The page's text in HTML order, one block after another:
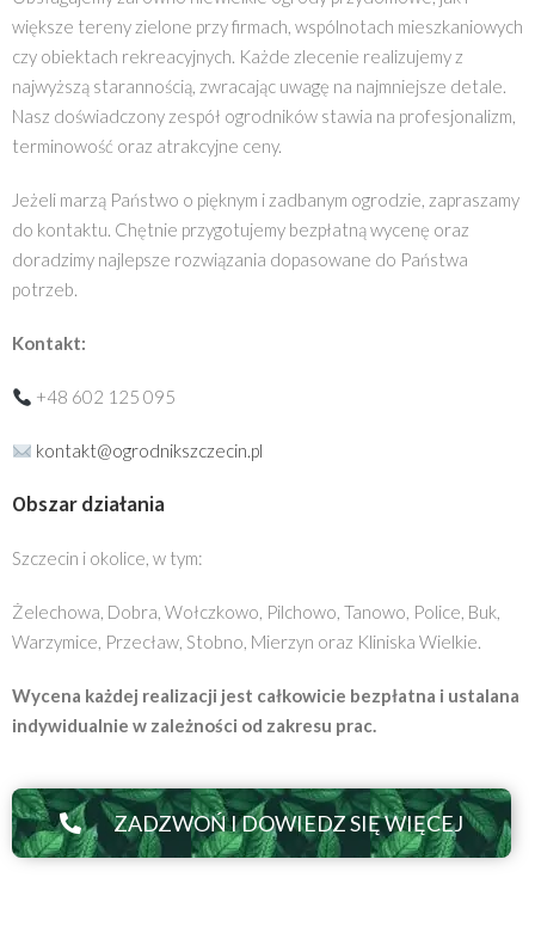
większe tereny zielone przy firmach, wspólnotach mieszkaniowych
czy obiektach rekreacyjnych. Każde zlecenie realizujemy z
najwyższą starannością, zwracając uwagę na najmniejsze detale.
Nasz doświadczony zespół ogrodników stawia na profesjonalizm,
terminowość oraz atrakcyjne ceny.
Jeżeli marzą Państwo o pięknym i zadbanym ogrodzie, zapraszamy
do kontaktu. Chętnie przygotujemy bezpłatną wycenę oraz
doradzimy najlepsze rozwiązania dopasowane do Państwa
potrzeb.
Kontakt:
+48 602 125 095
kontakt@ogrodnikszczecin.pl
Obszar działania
Szczecin i okolice, w tym:
Żelechowa, Dobra, Wołczkowo, Pilchowo, Tanowo, Police, Buk,
Warzymice, Przecław, Stobno, Mierzyn oraz Kliniska Wielkie.
Wycena każdej realizacji jest całkowicie bezpłatna i ustalana
indywidualnie w zależności od zakresu prac.
ZADZWOŃ I DOWIEDZ SIĘ WIĘCEJ